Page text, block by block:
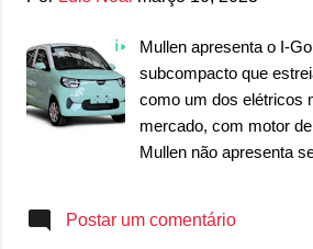
esta conversão de
empresa mais de US$
despesas com juros.
ano para a Mullen
grandes avanços em
inclusive melhorando
principal e nos fornece
Mullen apresenta o I-
subcompacto que
como um dos elétricos
mercado, com motor
Mullen não apresenta
Europa. O modelo
Postar um comentário